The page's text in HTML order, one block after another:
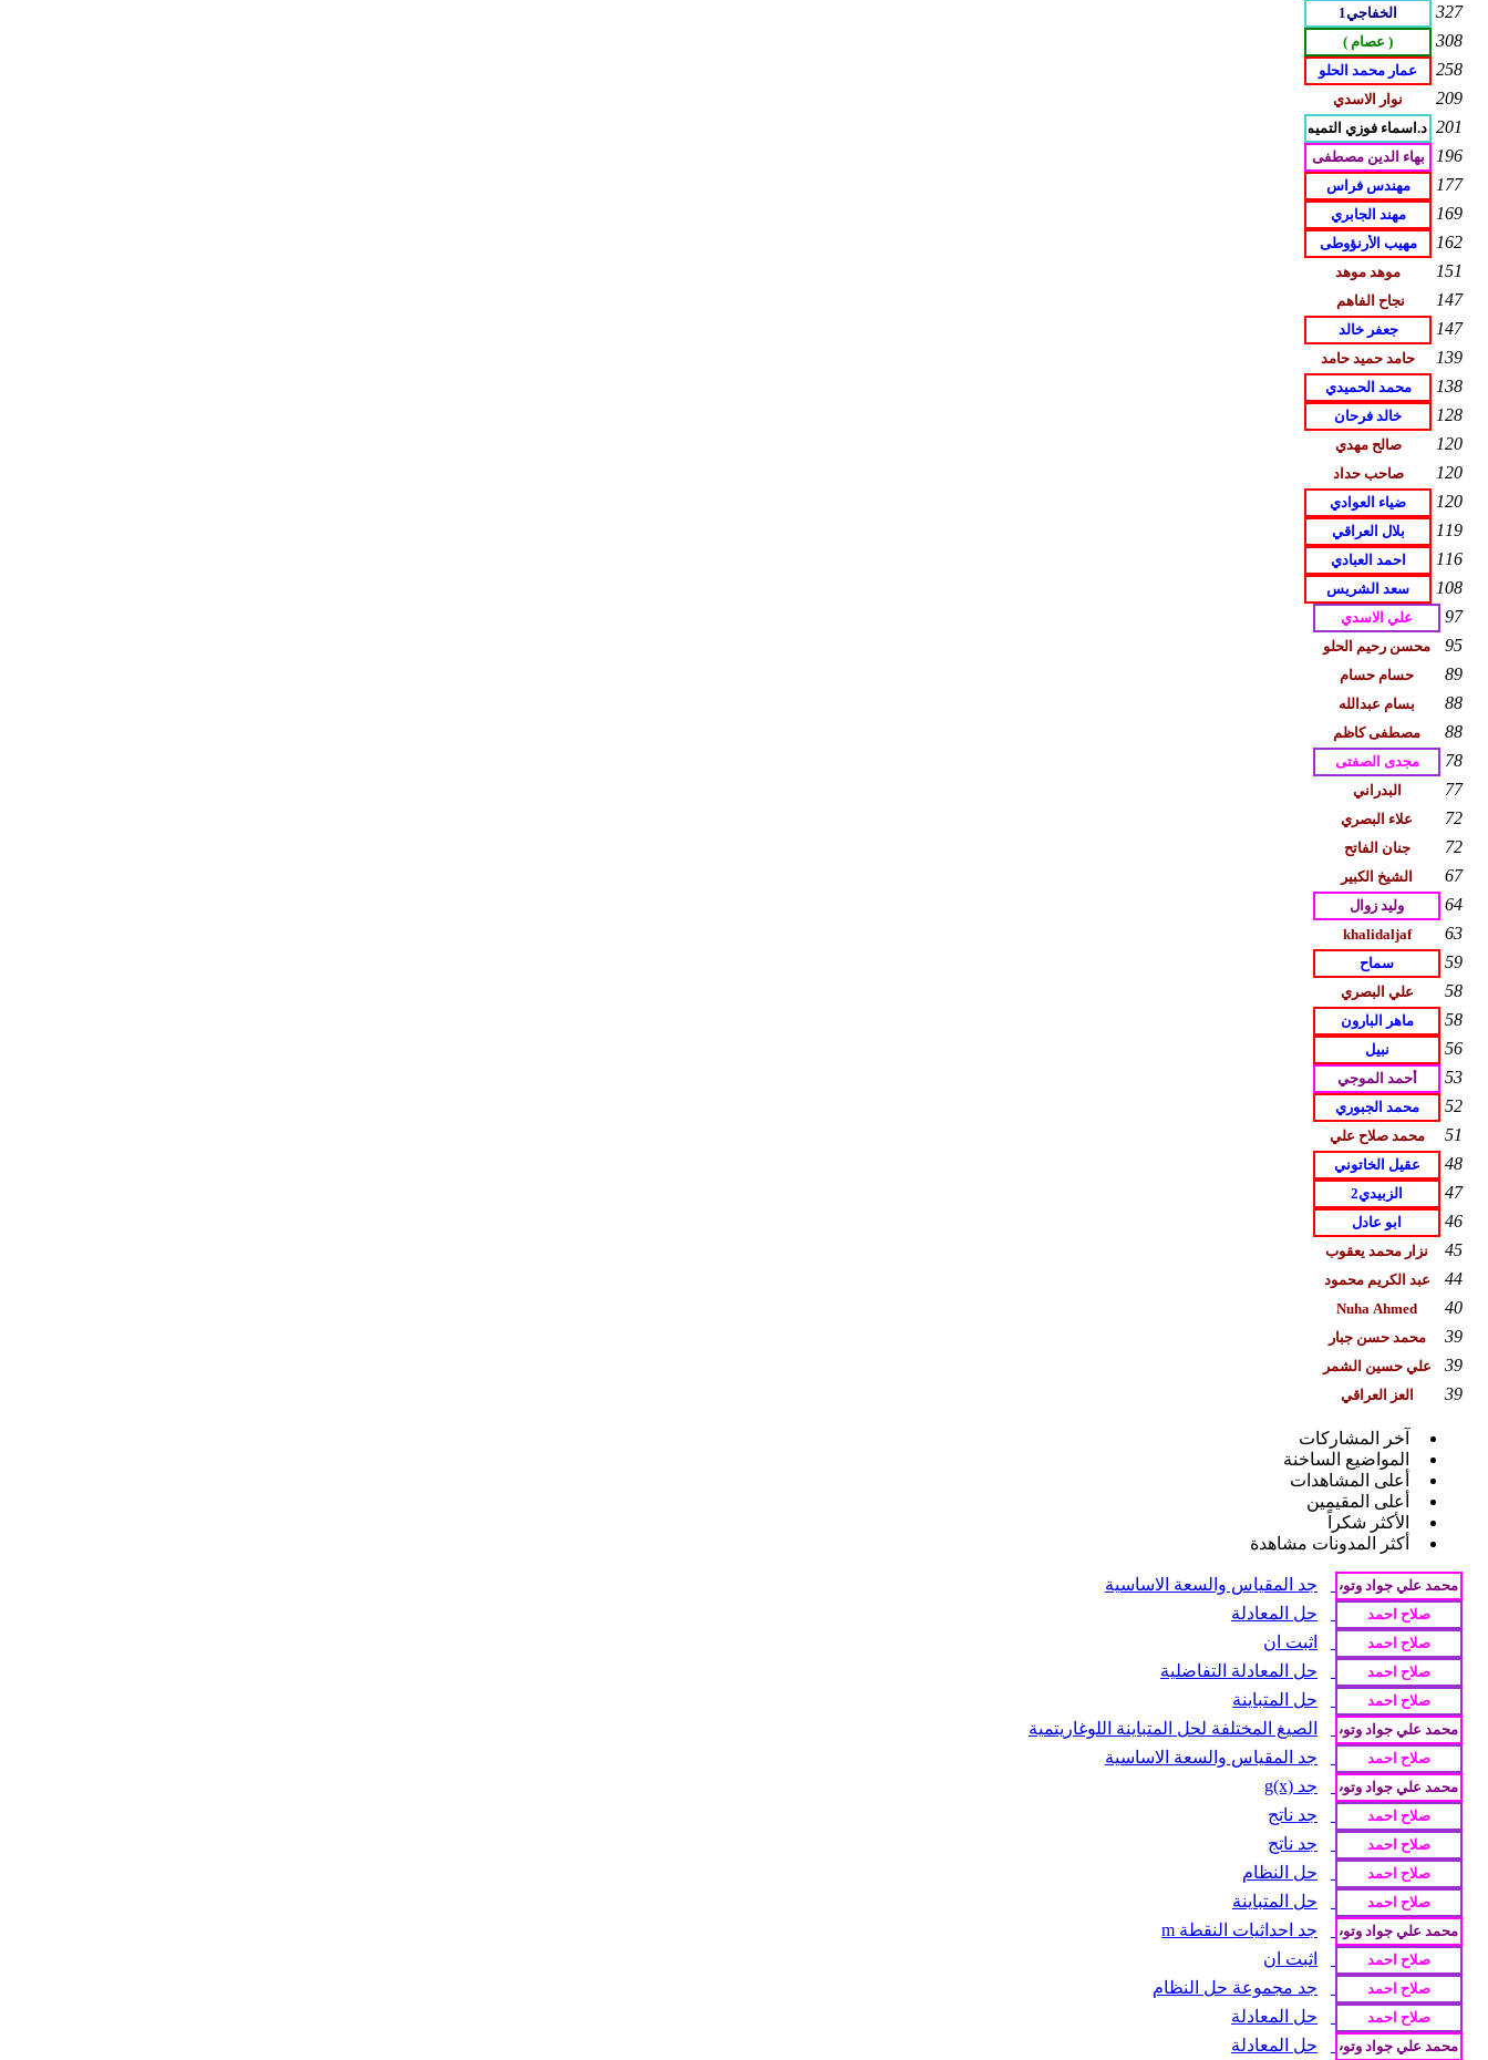
327
308
258
209
201
196
177
169
162
151
147
147
139
138
128
120
120
120
119
116
108
97
95
89
88
88
78
77
72
72
67
64
63
59
58
58
56
53
52
51
48
47
46
45
44
40
39
39
39
آخر المشاركات
المواضيع الساخنة
أعلى المشاهدات
أعلى المقيمين
الأكثر شكراً
أكثر المدونات مشاهدة
جد المقياس والسعة الاساسية
حل المعادلة
اثبت ان
حل المعادلة التفاضلية
حل المتباينة
الصيغ المختلفة لحل المتباينة اللوغاريتمية
جد المقياس والسعة الاساسية
جد g(x)
جد ناتج
جد ناتج
حل النظام
حل المتباينة
جد احداثيات النقطة m
اثبت ان
جد مجموعة حل النظام
حل المعادلة
حل المعادلة